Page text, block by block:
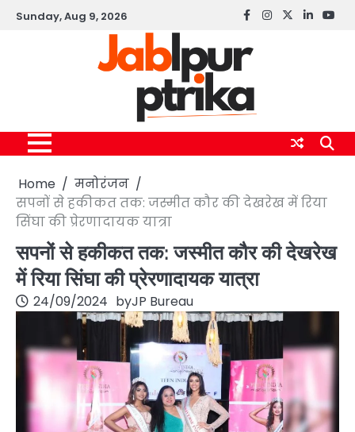
SkipSunday, Aug 9, 2026 Facebook
instagram
twitterlinkedin
Home
मनोरंजन
सपनों से हकीकत तक: जस्मीत कौर की देखरेख में रिया
सिंघा की प्रेरणादायक यात्रा
सपनों से हकीकत तक: जस्मीत कौर की देखरेख
में रिया सिंघा की प्रेरणादायक यात्रा
24/09/2024 byJP Bureau